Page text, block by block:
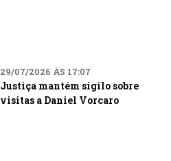
29/07/2026 ÀS 17:07
Justiça mantém sigilo sobre
visitas a Daniel Vorcaro